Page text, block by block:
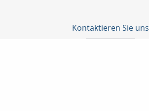
Kontaktieren Sie uns